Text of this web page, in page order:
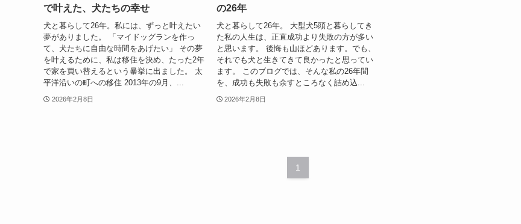
で叶えた、犬たちの幸せ
犬と暮らして26年。私には、ずっと叶えたい
夢がありました。 「マイドッグランを作っ
て、犬たちに自由な時間をあげたい」 その夢
を叶えるために、私は移住を決め、たった2年
で家を買い替えるという暴挙に出ました。 太
平洋沿いの町への移住 2013年の9月、...
2026年2月8日
の26年
犬と暮らして26年。 大型犬5頭と暮らしてき
た私の人生は、正直成功より失敗の方が多い
と思います。 後悔も山ほどあります。でも、
それでも犬と生きてきて良かったと思ってい
ます。 このブログでは、そんな私の26年間
を、成功も失敗も余すところなく詰め込...
2026年2月8日
1